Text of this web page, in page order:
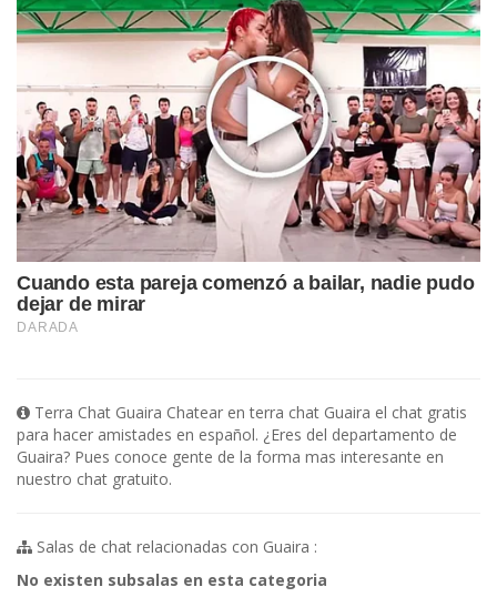
Terra Chat Guaira Chatear en terra chat Guaira el chat gratis
para hacer amistades en español. ¿Eres del departamento de
Guaira? Pues conoce gente de la forma mas interesante en
nuestro chat gratuito.
Salas de chat relacionadas con Guaira :
No existen subsalas en esta categoria